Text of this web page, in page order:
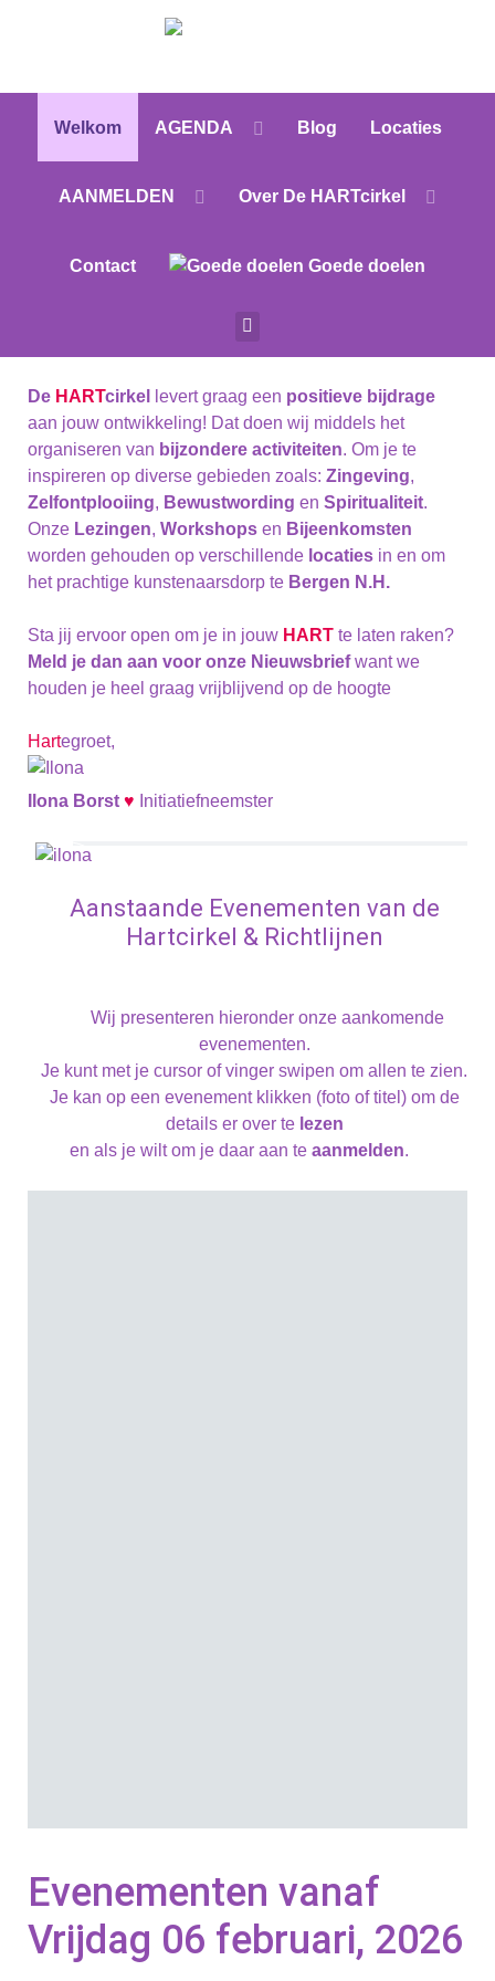
Welkom AGENDA Blog Locaties
AANMELDEN Over De HARTcirkel
Contact Goede doelen
De HARTcirkel levert graag een positieve bijdrage
aan jouw ontwikkeling! Dat doen wij middels het
organiseren van bijzondere activiteiten. Om je te
inspireren op diverse gebieden zoals: Zingeving,
Zelfontplooiing, Bewustwording en Spiritualiteit.
Onze Lezingen, Workshops en Bijeenkomsten
worden gehouden op verschillende locaties in en om
het prachtige kunstenaarsdorp te Bergen N.H.
Sta jij ervoor open om je in jouw HART te laten raken?
Meld je dan aan voor onze Nieuwsbriefwant we
houden je heel graag vrijblijvend op de hoogte
Hartegroet,
Ilona Borst ♥ Initiatiefneemster
Aanstaande Evenementen van de
Hartcirkel & Richtlijnen
Wij presenteren hieronder onze aankomende
evenementen.
Je kunt met je cursor of vinger swipen om allen te zien.
Je kan op een evenement klikken (foto of titel) om de
details er over te lezen
en als je wilt om je daar aan teaanmelden.
Evenementen vanaf
Vrijdag 06 februari, 2026